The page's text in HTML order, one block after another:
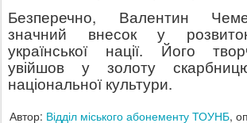
Безперечно, Валентин
значний внесок у
української нації. Його
увійшов у золоту скарбницю
національної культури.
Автор: Відділ міського абонементу ТОУНБ,